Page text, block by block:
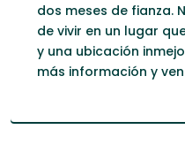
dos meses de fianza.
de vivir en un lugar
y una ubicación
más información y